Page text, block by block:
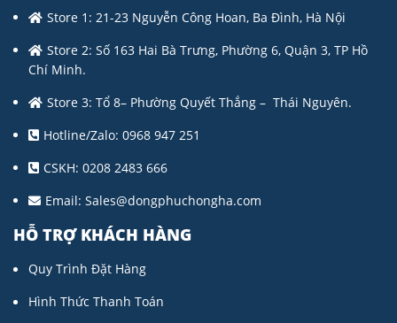
Store 1: 21-23 Nguyễn Công Hoan, Ba Đình, Hà Nội
Store 2: Số 163 Hai Bà Trưng, Phường 6, Quận 3, TP Hồ
Chí Minh.
Store 3: Tổ 8– Phường Quyết Thắng – Thái Nguyên.
Hotline/Zalo: 0968 947 251
CSKH: 0208 2483 666
Email: Sales@dongphuchongha.com
HỖ TRỢ KHÁCH HÀNG
Quy Trình Đặt Hàng
Hình Thức Thanh Toán